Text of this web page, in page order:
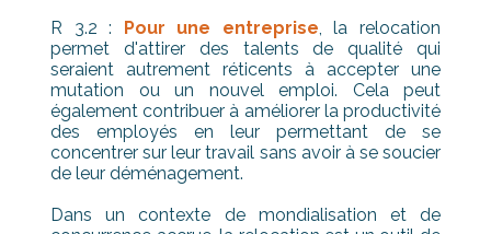
R 3.2 :
Pour une entreprise, la relocation
permet d'attirer des talents de qualité qui
seraient autrement réticents à accepter une
mutation ou un nouvel emploi. Cela peut
également contribuer à améliorer la productivité
des employés en leur permettant de se
concentrer sur leur travail sans avoir à se soucier
de leur déménagement.
Dans un contexte de mondialisation et de